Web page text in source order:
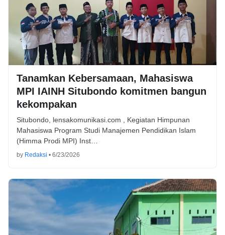
Tanamkan Kebersamaan, Mahasiswa
MPI IAINH Situbondo komitmen bangun
kekompakan
Situbondo, lensakomunikasi.com , Kegiatan Himpunan
Mahasiswa Program Studi Manajemen Pendidikan Islam
(Himma Prodi MPI) Inst…
by Redaksi • 6/23/2026